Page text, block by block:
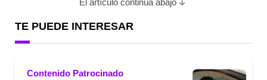
El artículo continúa abajo
TE PUEDE INTERESAR
Contenido Patrocinado